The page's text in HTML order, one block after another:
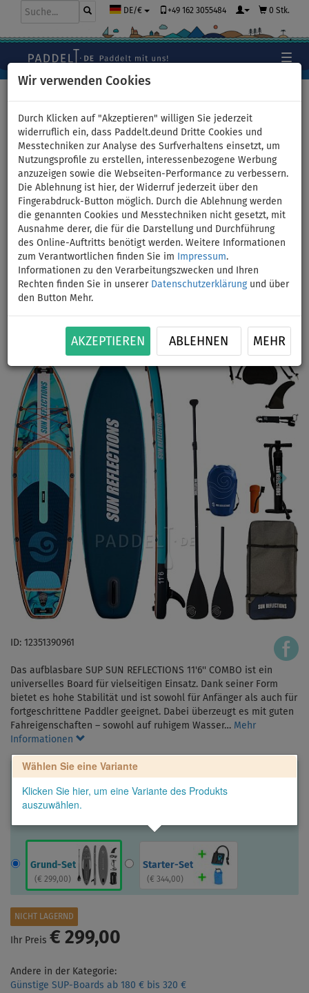
Wir verwenden Cookies
Durch Klicken auf "Akzeptieren" willigen Sie jederzeit
widerruflich ein, dass Paddelt.deund Dritte Cookies und
Messtechniken zur Analyse des Surfverhaltens einsetzt, um
Nutzungsprofile zu erstellen, interessenbezogene Werbung
anzuzeigen sowie die Webseiten-Performance zu verbessern.
Die Ablehnung ist hier, der Widerruf jederzeit über den
Fingerabdruck-Button möglich. Durch die Ablehnung werden
die genannten Cookies und Messtechniken nicht gesetzt, mit
Ausnahme derer, die für die Darstellung und Durchführung
des Online-Auftritts benötigt werden. Weitere Informationen
zum Verantwortlichen finden Sie im
Impressum.
Informationen zu den Verarbeitungszwecken und Ihren
Rechten finden Sie in unserer Datenschutzerklärungund über
den Button Mehr.
AKZEPTIEREN ABLEHNEN MEHR
DE/€ +49 162 3055484 0 Stk.
SUP SUN REFLECTIONS XXL
11'6'' COMBO - aufblasbares
Stand Up Paddle Board -
Variante: Grund-Set
PADDEL
INKL.
KAJAK SITZ
OPTION
VERSAND
GRATIS
Previous Next
ID: 12351390961
Das aufblasbare SUP SUN REFLECTIONS 11'6'' COMBO ist ein
universelles Board für vielseitigen Einsatz. Dank seiner Form
bietet es hohe Stabilität und ist sowohl für Anfänger als auch für
fortgeschrittene Paddler geeignet. Dabei überzeugt es mit guten
Fahreigenschaften – sowohl auf ruhigem Wasser… Mehr
Informationen
Wählen Sie eine Variante
Klicken Sie hier, um eine Variante des Produkts
auszuwählen.
Grund-Set
( € 299,00)
Starter-Set
( € 344,00)
NICHT LAGERND
Ihr Preis € 299,00
Andere in der Kategorie:
Günstige SUP-Boards ab 180 € bis 320 €